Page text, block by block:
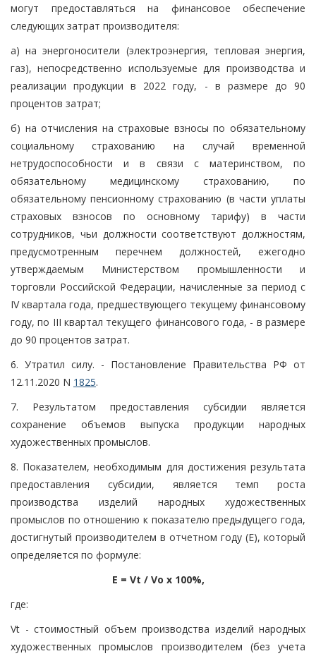
могут предоставляться на финансовое обеспечение
следующих затрат производителя:
а) на энергоносители (электроэнергия, тепловая энергия,
газ), непосредственно используемые для производства и
реализации продукции в 2022 году, - в размере до 90
процентов затрат;
б) на отчисления на страховые взносы по обязательному
социальному страхованию на случай временной
нетрудоспособности и в связи с материнством, по
обязательному медицинскому страхованию, по
обязательному пенсионному страхованию (в части уплаты
страховых взносов по основному тарифу) в части
сотрудников, чьи должности соответствуют должностям,
предусмотренным перечнем должностей, ежегодно
утверждаемым Министерством промышленности и
торговли Российской Федерации, начисленные за период с
IV квартала года, предшествующего текущему финансовому
году, по III квартал текущего финансового года, - в размере
до 90 процентов затрат.
6. Утратил силу. - Постановление Правительства РФ от
12.11.2020 N 1825.
7. Результатом предоставления субсидии является
сохранение объемов выпуска продукции народных
художественных промыслов.
8. Показателем, необходимым для достижения результата
предоставления субсидии, является темп роста
производства изделий народных художественных
промыслов по отношению к показателю предыдущего года,
достигнутый производителем в отчетном году (E), который
определяется по формуле:
E = Vt / Vo x 100%,
где:
Vt - стоимостный объем производства изделий народных
художественных промыслов производителем (без учета